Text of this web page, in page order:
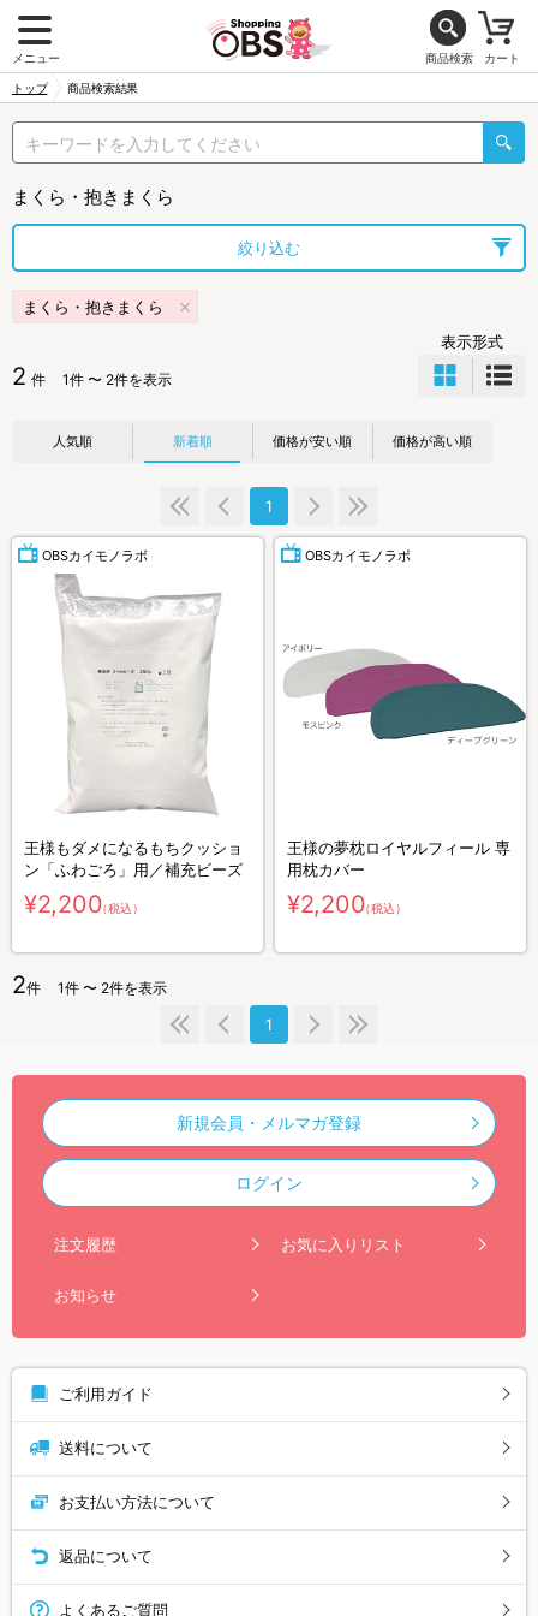
メニュー 商品検索 カート
トップ 商品検索結果
まくら・抱きまくら
絞り込む
まくら・抱きまくら
2 件 1件 〜 2件を表示
表示形式
人気順 新着順 価格が安い順 価格が高い順
1
OBSカイモノラボ
王様もダメになるもちクッショ
ン「ふわごろ」用／補充ビーズ
¥2,200（税込）
OBSカイモノラボ
王様の夢枕ロイヤルフィール 専
用枕カバー
¥2,200（税込）
2件 1件 〜 2件を表示
1
新規会員・メルマガ登録
ログイン
注文履歴 お気に入りリスト
お知らせ
ご利用ガイド
送料について
お支払い方法について
返品について
よくあるご質問